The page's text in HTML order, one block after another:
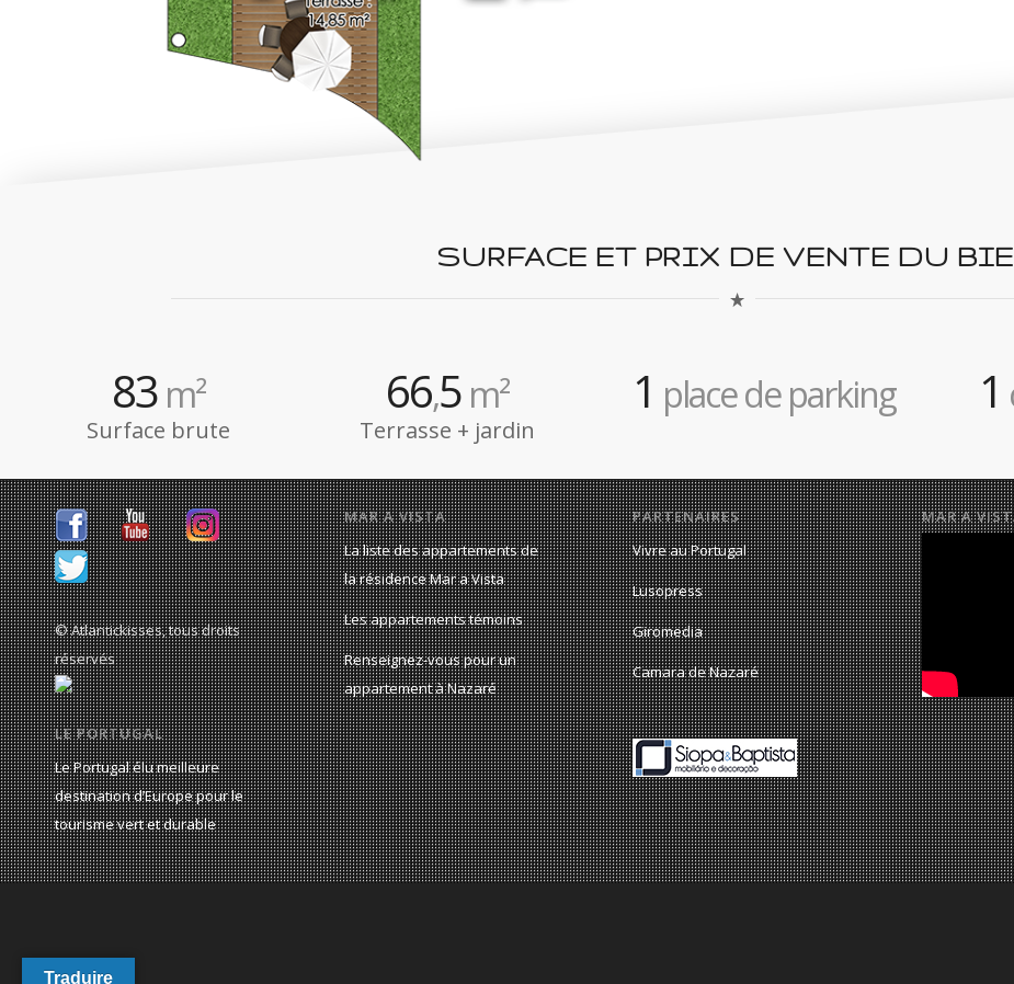
SURFACE ET PRIX DE VENTE DU
83 m²
Surface brute
66,5 m²
Terrasse + jardin
1 place de parking 1
© Atlantickisses, tous droits
réservés
LE PORTUGAL
Le Portugal élu meilleure
destination d’Europe pour le
tourisme vert et durable
MAR A VISTA
La liste des appartements de
la résidence Mar a Vista
Les appartements témoins
Renseignez-vous pour un
appartement à Nazaré
PARTENAIRES
Vivre au Portugal
Lusopress
Giromedia
Camara de Nazaré
MAR A
Traduire